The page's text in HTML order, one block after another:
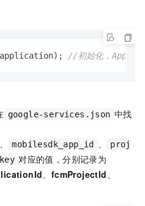
//初始化，App须
google-services.json 中找
、 mobilesdk_app_id 、
proj
对应的值，分别记录为
、 fcmProjectId、